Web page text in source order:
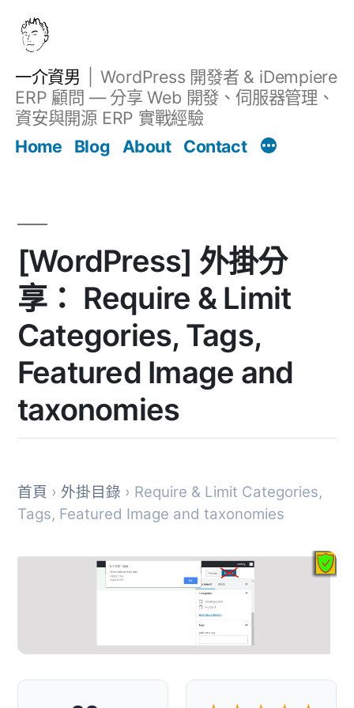
一介資男
WordPress 開發者 & iDempiere
ERP 顧問 — 分享 Web 開發、伺服器管理、
資安與開源 ERP 實戰經驗
Home
Blog About Contact
[WordPress] 外掛分
享： Require & Limit
Categories, Tags,
Featured Image and
taxonomies
首頁 › 外掛目錄 › Require & Limit Categories,
Tags, Featured Image and taxonomies
文章 Filter